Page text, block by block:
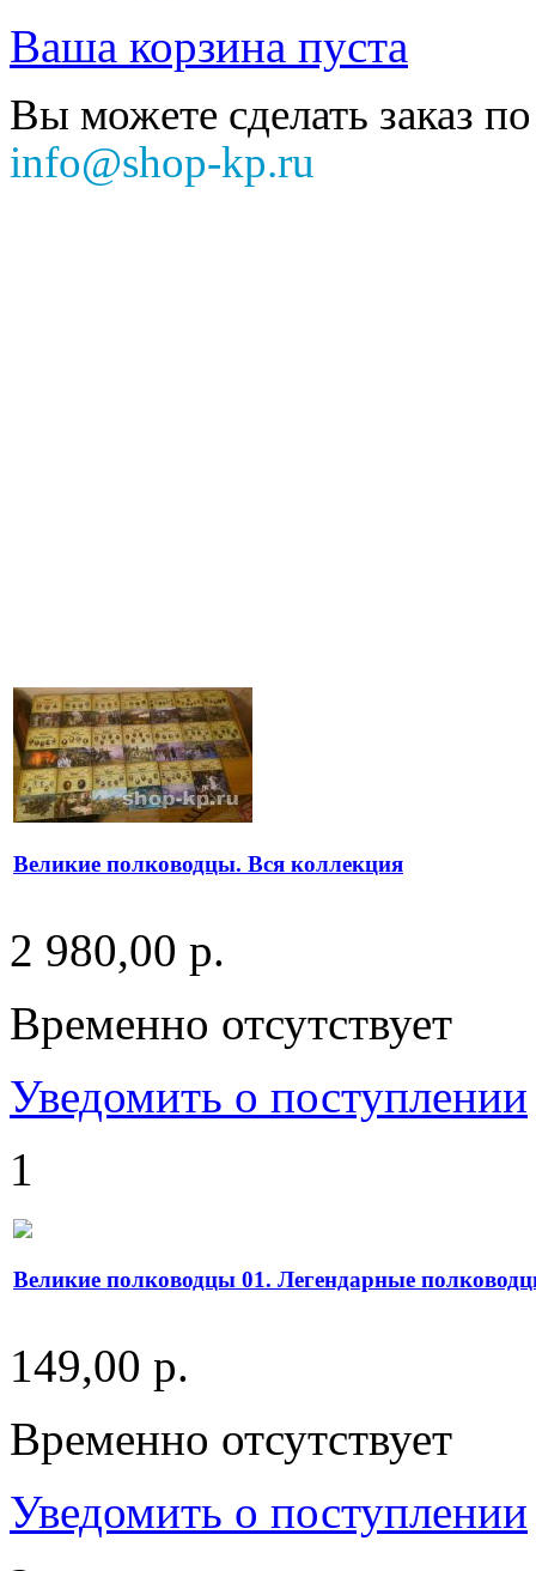
Ваша корзина пуста
Вы можете сделать заказ
info@shop-kp.ru
Великие полководцы. Вся коллекция
2 980,00 р.
Временно отсутствует
Уведомить о поступлении
1
Великие полководцы 01. Легендарные
149,00 р.
Временно отсутствует
Уведомить о поступлении